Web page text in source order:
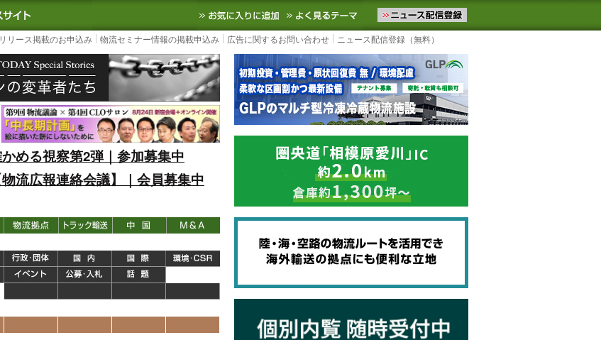
内最大の物流ニュースサイト3PL, SCMなど国内外の最新の物流ニュースをお届けします。物流ニュースメール配信を登録す
お気に入りに追加 よく見るテーマ
リース掲載のお申込み 物流セミナー情報の掲載申込み 広告に関するお問い合わせ ニュース配信登録（無料）
める視察第2弾｜参加募集中
流広報連絡会議】｜会員募集中